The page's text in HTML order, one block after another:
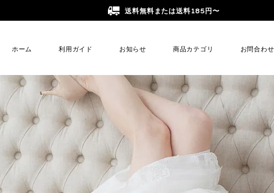
送料無料または送料185円〜
ホーム 利用ガイド お知らせ 商品カテゴリ お問合わせ